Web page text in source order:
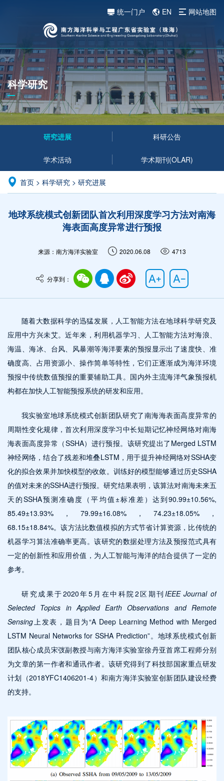
统一门户 EN 网站地图
科学研究
研究进展 科研公告
学术活动 学术期刊(OLAR)
首页 > 科学研究 > 研究进展
地球系统模式创新团队首次利用深度学习方法对南海
海表面高度异常进行预报
来源：南方海洋实验室 2020.06.08 4713
分享到：
随着大数据科学的迅猛发展，人工智能方法在地球科学研究及
应用中方兴未艾。近年来，利用机器学习、人工智能方法对海浪、
海温、海冰、台风、风暴潮等海洋要素的预报显示出了速度快、准
确度高、占用资源小、操作简单等特性，它们正逐渐成为海洋环境
预报中传统数值预报的重要辅助工具。国内外主流海洋气象预报机
构都在加快人工智能预报系统的研发和应用。
我实验室地球系统模式创新团队研究了南海海表面高度异常的
周期性变化规律，首次利用深度学习中长短期记忆神经网络对南海
海表面高度异常（SSHA）进行预报。该研究提出了Merged LSTM
神经网络，结合了残差和堆叠LSTM，用于提升神经网络对SSHA变
化的拟合效果并加快模型的收敛。训练好的模型能够通过历史SSHA
的值对未来的SSHA进行预报。研究结果表明，该算法对南海未来五
天的SSHA预测准确度（平均值±标准差）达到90.99±10.56%,
85.49±13.93%，79.99±16.08%，74.23±18.05%，
68.15±18.84%。该方法比数值模拟的方式节省计算资源，比传统的
机器学习算法准确率更高。该研究的数据处理方法及预报范式具有
一定的创新性和应用价值，为人工智能与海洋的结合提供了一定的
参考。
研究成果于2020年5月在中科院2区期刊 IEEE Journal of
Selected Topics in Applied Earth Observations and Remote
Sensing上发表，题目为“A Deep Learning Method with Merged
LSTM Neural Networks for SSHA Prediction”。地球系统模式创新
团队核心成员宋弢副教授与南方海洋实验室徐丹亚首席工程师分别
为文章的第一作者和通讯作者。该研究得到了科技部国家重点研发
计划（2018YFC1406201-4）和南方海洋实验室创新团队建设经费
的支持。